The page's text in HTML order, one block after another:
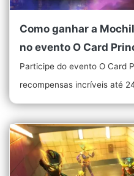
Como ganhar a
no evento O Card
Participe do evento O Card
recompensas incríveis até